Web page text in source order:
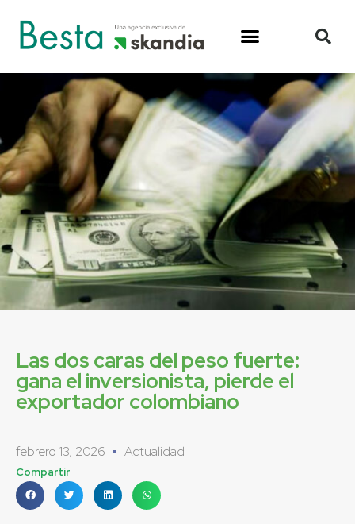
Las dos caras del peso fuerte:
gana el inversionista, pierde el
exportador colombiano
febrero 13, 2026 Actualidad
Compartir